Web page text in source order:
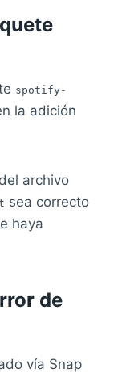
spotify-
la adición
archivo
sea correcto
haya
de
vía Snap